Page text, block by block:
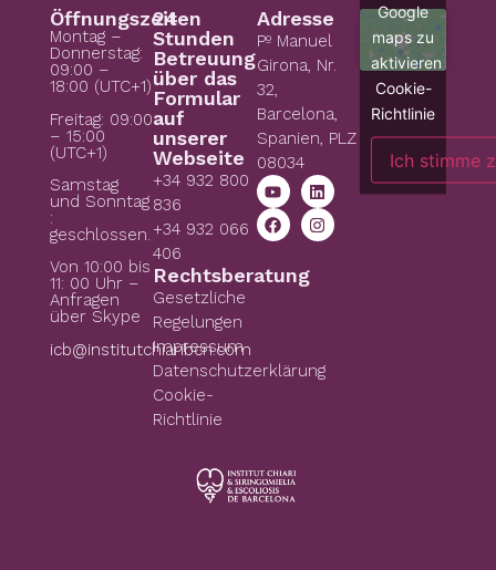
Öffnungszeiten
Montag –
Donnerstag:
09:00 –
18:00 (UTC+1)
Freitag: 09:00
– 15:00
(UTC+1)
Samstag
und Sonntag
:
geschlossen.
Von 10:00 bis
11: 00 Uhr –
Anfragen
über Skype
icb@institutchiaribcn.com
24
Stunden
Betreuung
über das
Formular
auf
unserer
Webseite
+34 932 800
836
+34 932 066
406
Rechtsberatung
Gesetzliche
Regelungen
Impressum
Datenschutzerklärung
Cookie-
Richtlinie
Adresse
Pº Manuel
Girona, Nr.
32,
Barcelona,
Spanien, PLZ
08034
Google
maps zu
aktivieren
Cookie-
Richtlinie
Ich stimme